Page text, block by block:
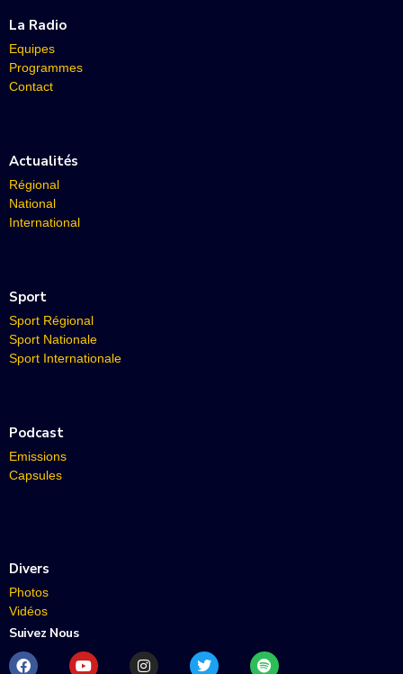
La Radio
Equipes
Programmes
Contact
Actualités
Régional
National
International
Sport
Sport Régional
Sport Nationale
Sport Internationale
Podcast
Emissions
Capsules
Divers
Photos
Vidéos
Suivez Nous